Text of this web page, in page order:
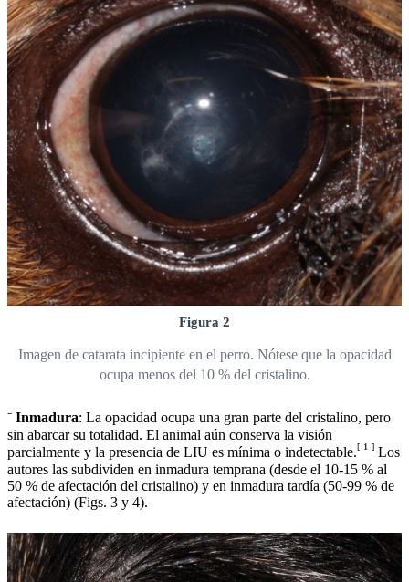
Figura 2
Imagen de catarata incipiente en el perro. Nótese que la opacidad
ocupa menos del 10 % del cristalino.
⁻ Inmadura: La opacidad ocupa una gran parte del cristalino, pero
sin abarcar su totalidad. El animal aún conserva la visión
parcialmente y la presencia de LIU es mínima o indetectable.[ 1 ] Los
autores las subdividen en inmadura temprana (desde el 10-15 % al
50 % de afectación del cristalino) y en inmadura tardía (50-99 % de
afectación) (Figs. 3 y 4).